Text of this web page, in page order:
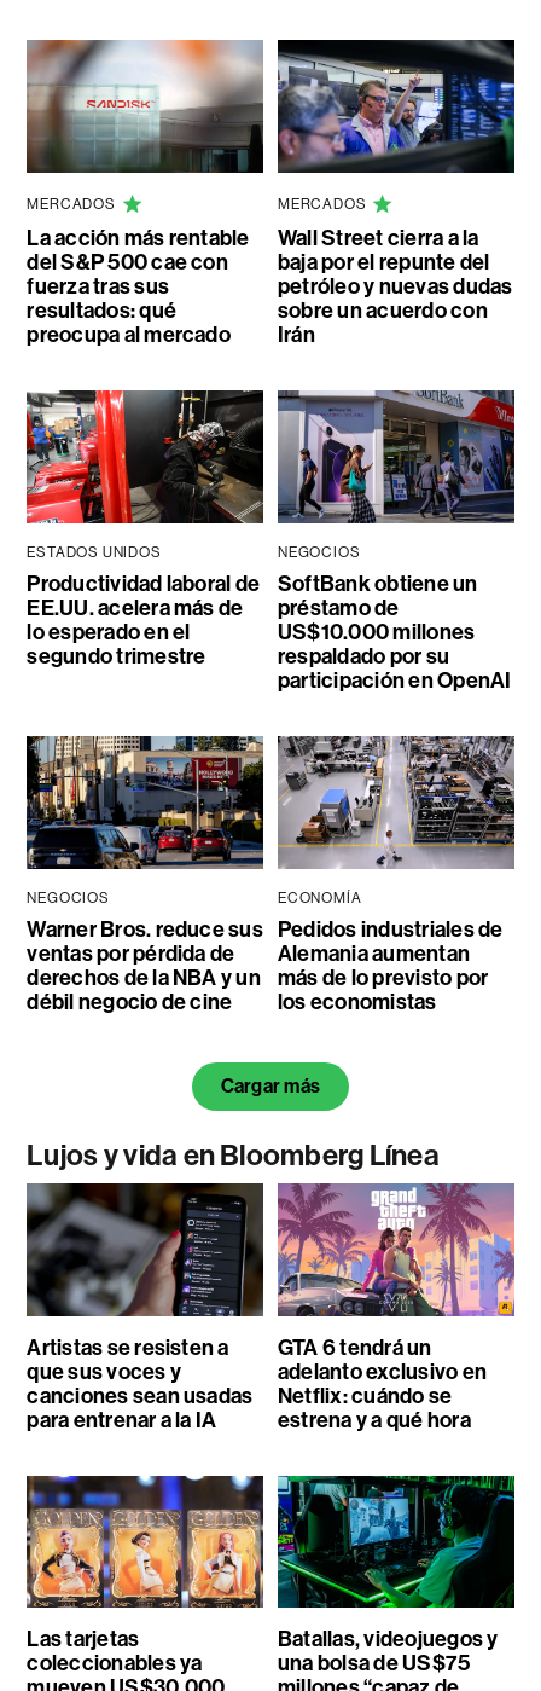
MERCADOS
La acción más rentable
del S&P 500 cae con
fuerza tras sus
resultados: qué
preocupa al mercado
MERCADOS
Wall Street cierra a la
baja por el repunte del
petróleo y nuevas dudas
sobre un acuerdo con
Irán
ESTADOS UNIDOS
Productividad laboral de
EE.UU. acelera más de
lo esperado en el
segundo trimestre
NEGOCIOS
SoftBank obtiene un
préstamo de
US$10.000 millones
respaldado por su
participación en OpenAI
NEGOCIOS
Warner Bros. reduce sus
ventas por pérdida de
derechos de la NBA y un
débil negocio de cine
ECONOMÍA
Pedidos industriales de
Alemania aumentan
más de lo previsto por
los economistas
Cargar más
Lujos y vida en Bloomberg Línea
Artistas se resisten a
que sus voces y
canciones sean usadas
para entrenar a la IA
GTA 6 tendrá un
adelanto exclusivo en
Netflix: cuándo se
estrena y a qué hora
Las tarjetas
coleccionables ya
Batallas, videojuegos y
una bolsa de US$75